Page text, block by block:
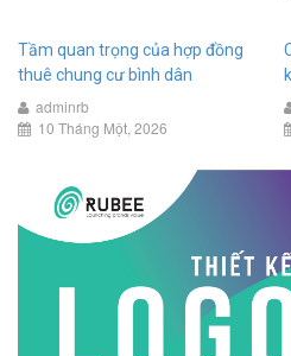
Tầm quan trọng của hợp đồng
thuê chung cư bình dân
adminrb
10 Tháng Một, 2026